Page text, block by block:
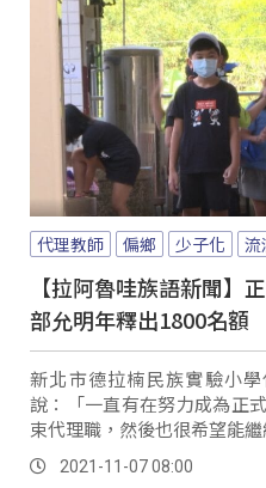
代理教師 偏鄉 少子化 流
【拉阿魯哇族語新聞】
部允明年釋出1800名額
新北市德拉楠民族實驗小學
說：「一直有在努力成為正
束代理職，然後也很希望能繼
2021-11-07 08:00